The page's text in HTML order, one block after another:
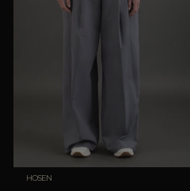
HOSEN